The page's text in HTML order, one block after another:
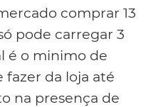
comprar 13
pode carregar 3
é o minimo de
fazer da loja até
na presença de